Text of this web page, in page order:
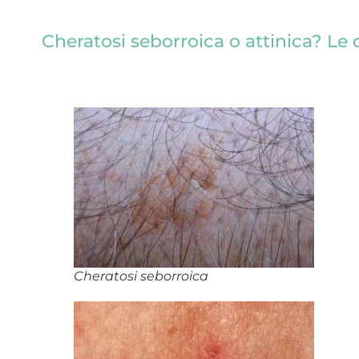
Cheratosi seborroica o attinica? Le
Cheratosi seborroica